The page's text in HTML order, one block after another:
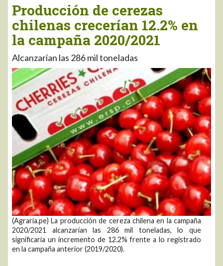
Producción de cerezas
chilenas crecerían 12.2% en
la campaña 2020/2021
Alcanzarían las 286 mil toneladas
(Agraria.pe) La producción de cereza chilena en la campaña
2020/2021 alcanzarían las 286 mil toneladas, lo que
significaría un incremento de 12.2% frente a lo registrado
en la campaña anterior (2019/2020).